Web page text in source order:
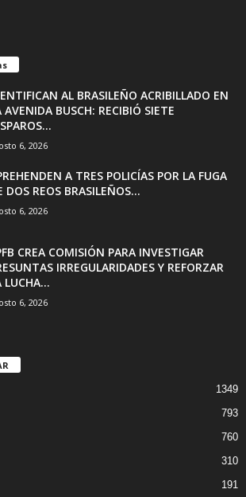
AL BRASILEÑO ACRIBILLADO EN
AVENIDA BUSCH: RECIBIÓ SIETE
6, 2026
A TRES POLICÍAS POR LA FUGA
DOS REOS BRASILEÑOS...
6, 2026
CREA COMISIÓN PARA INVESTIGAR
IRREGULARIDADES Y REFORZAR
LUCHA...
6, 2026
1349
793
760
310
191